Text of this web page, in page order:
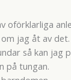
oförklarliga
jag åt av
så kan jag
på tungan.